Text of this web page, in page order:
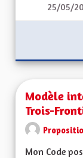
25/05/
Modèle
Trois-
Mon Code